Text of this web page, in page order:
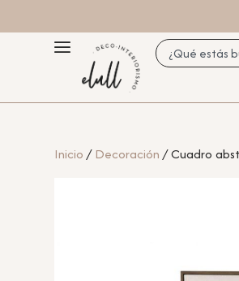
Inicio /Decoración / Cuadro